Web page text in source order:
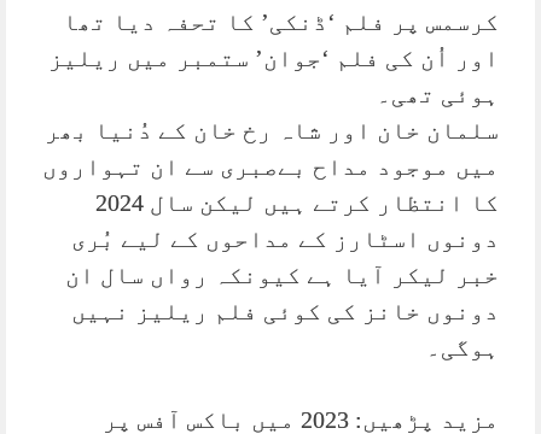
کرسمس پر فلم ‘ڈنکی’ کا تحفہ دیا تھا
اور اُن کی فلم ‘جوان’ ستمبر میں ریلیز
ہوئی تھی۔
سلمان خان اور شاہ رخ خان کے دُنیا بھر
میں موجود مداح بےصبری سے ان تہواروں
کا انتظار کرتے ہیں لیکن سال 2024
دونوں اسٹارز کے مداحوں کے لیے بُری
خبر لیکر آیا ہے کیونکہ رواں سال ان
دونوں خانز کی کوئی فلم ریلیز نہیں
ہوگی۔
مزید پڑھیں: 2023 میں باکس آفس پر